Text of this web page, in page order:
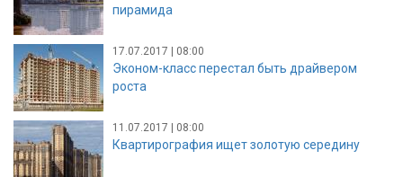
пирамида
17.07.2017 | 08:00
Эконом-класс перестал быть драйвером
роста
11.07.2017 | 08:00
Квартирография ищет золотую середину